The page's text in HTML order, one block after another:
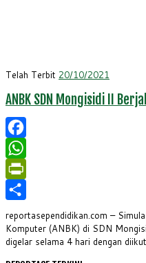
Telah Terbit 20/10/2021
ANBK SDN Mongisidi II
Facebook
WhatsApp
PrintFriendly
Share
reportasependidikan.com –
Komputer (ANBK) di SDN
digelar selama 4 hari dengan